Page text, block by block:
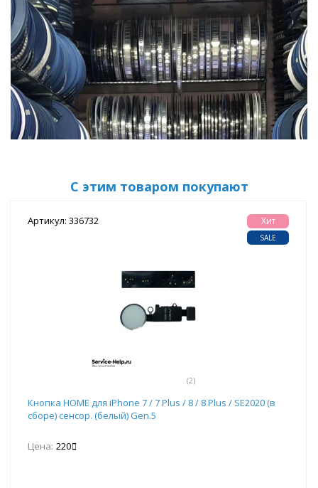
С этим товаром покупают
Артикул: 336732
(2)
Хит
SALE
Кнопка HOME для iPhone 7 / 7 Plus / 8 / 8 Plus / SE2020 (в
сборе) сенсор. (белый) Gen.5
Цена: 220